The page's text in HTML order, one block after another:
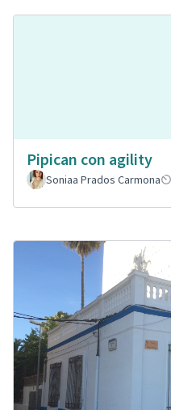
Pipican con agility
Soniaa Prados Carmona